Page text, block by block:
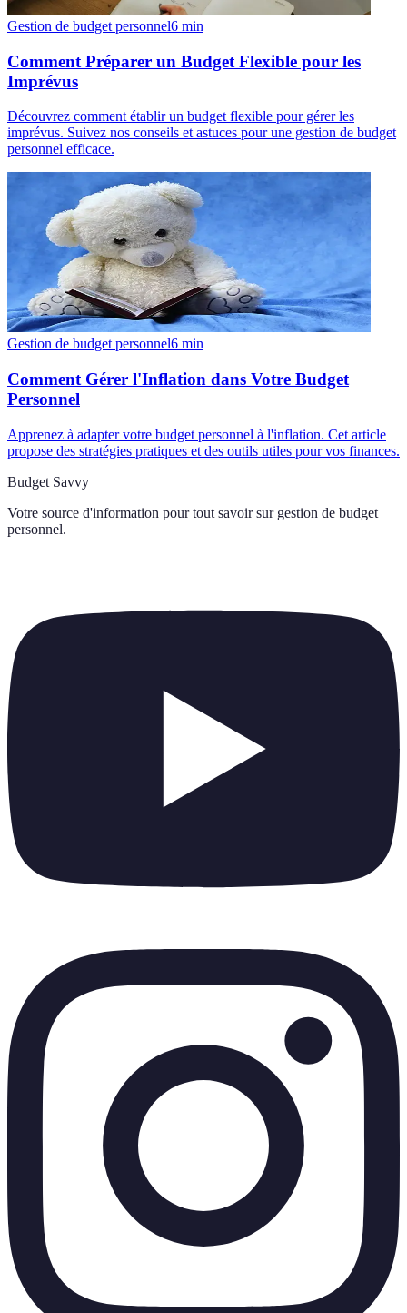
Gestion de budget personnel6 min
Comment Préparer un Budget Flexible pour les
Imprévus
Découvrez comment établir un budget flexible pour gérer les
imprévus. Suivez nos conseils et astuces pour une gestion de budget
personnel efficace.
Gestion de budget personnel6 min
Comment Gérer l'Inflation dans Votre Budget
Personnel
Apprenez à adapter votre budget personnel à l'inflation. Cet article
propose des stratégies pratiques et des outils utiles pour vos finances.
Budget Savvy
Votre source d'information pour tout savoir sur gestion de budget
personnel.